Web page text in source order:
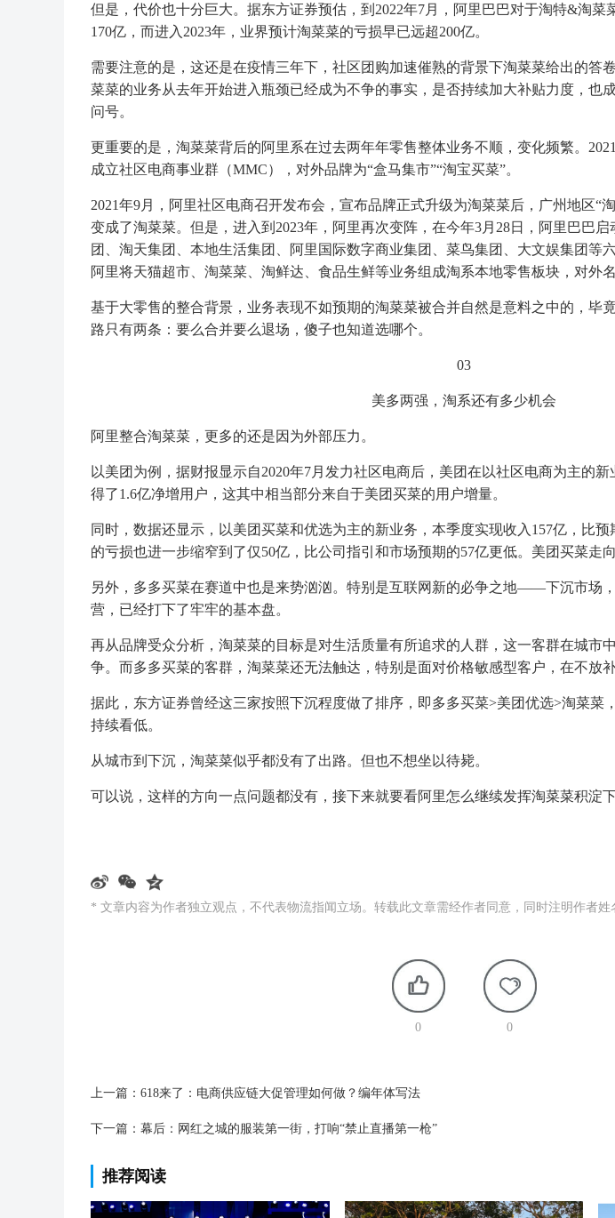
但是，代价也十分巨大。据东方证券预估，到2022年7月，阿里巴巴对于淘特&淘菜
170亿，而进入2023年，业界预计淘菜菜的亏损早已远超200亿。
需要注意的是，这还是在疫情三年下，社区团购加速催熟的背景下淘菜菜给出的答
菜菜的业务从去年开始进入瓶颈已经成为不争的事实，是否持续加大补贴力度，也
问号。
更重要的是，淘菜菜背后的阿里系在过去两年年零售整体业务不顺，变化频繁。
成立社区电商事业群（MMC），对外品牌为“盒马集市”“淘宝买菜”。
2021年9月，阿里社区电商召开发布会，宣布品牌正式升级为淘菜菜后，广州地区“
变成了淘菜菜。但是，进入到2023年，阿里再次变阵，在今年3月28日，阿里巴巴
团、淘天集团、本地生活集团、阿里国际数字商业集团、菜鸟集团、大文娱集团等
阿里将天猫超市、淘菜菜、淘鲜达、食品生鲜等业务组成淘系本地零售板块，对外名
基于大零售的整合背景，业务表现不如预期的淘菜菜被合并自然是意料之中的，毕
路只有两条：要么合并要么退场，傻子也知道选哪个。
03
美多两强，淘系还有多少机会
阿里整合淘菜菜，更多的还是因为外部压力。
以美团为例，据财报显示自2020年7月发力社区电商后，美团在以社区电商为主的
得了1.6亿净增用户，这其中相当部分来自于美团买菜的用户增量。
同时，数据还显示，以美团买菜和优选为主的新业务，本季度实现收入157亿，比
的亏损也进一步缩窄到了仅50亿，比公司指引和市场预期的57亿更低。美团买菜走
另外，多多买菜在赛道中也是来势汹汹。特别是互联网新的必争之地——下沉市场
营，已经打下了牢牢的基本盘。
再从品牌受众分析，淘菜菜的目标是对生活质量有所追求的人群，这一客群在城市
争。而多多买菜的客群，淘菜菜还无法触达，特别是面对价格敏感型客户，在不放
据此，东方证券曾经这三家按照下沉程度做了排序，即多多买菜>美团优选>淘菜菜
持续看低。
从城市到下沉，淘菜菜似乎都没有了出路。但也不想坐以待毙。
可以说，这样的方向一点问题都没有，接下来就要看阿里怎么继续发挥淘菜菜积淀下
* 文章内容为作者独立观点，不代表物流指闻立场。转载此文章需经作者同意，同时注明作者姓
0 0
上一篇： 618来了：电商供应链大促管理如何做？编年体写法
下一篇： 幕后：网红之城的服装第一街，打响“禁止直播第一枪”
推荐阅读